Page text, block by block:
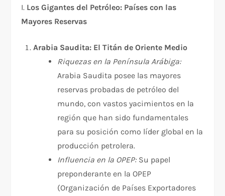
I. Los Gigantes del Petróleo: Países con las
Mayores Reservas
Arabia Saudita: El Titán de Oriente Medio
Riquezas en la Península Arábiga:
Arabia Saudita posee las mayores
reservas probadas de petróleo del
mundo, con vastos yacimientos en la
región que han sido fundamentales
para su posición como líder global en la
producción petrolera.
Influencia en la OPEP:Su papel
preponderante en la OPEP
(Organización de Países Exportadores